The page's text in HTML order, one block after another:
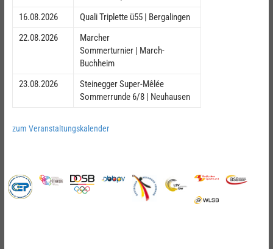
16.08.2026
Quali Triplette ü55 | Bergalingen
22.08.2026
Marcher
Sommerturnier | March-
Buchheim
23.08.2026
Steinegger Super-Mêlée
Sommerrunde 6/8 | Neuhausen
zum Veranstaltungskalender